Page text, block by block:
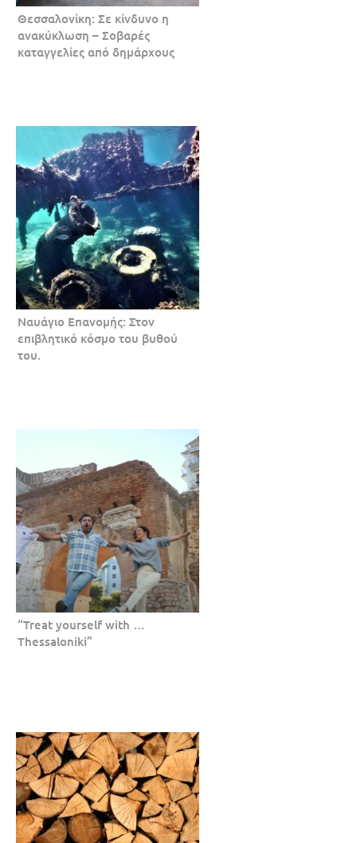
Θεσσαλονίκη: Σε κίνδυνο η
ανακύκλωση – Σοβαρές
καταγγελίες από δημάρχους
Ναυάγιο Επανομής: Στον
επιβλητικό κόσμο του βυθού
του.
“Treat yourself with …
Thessaloniki”